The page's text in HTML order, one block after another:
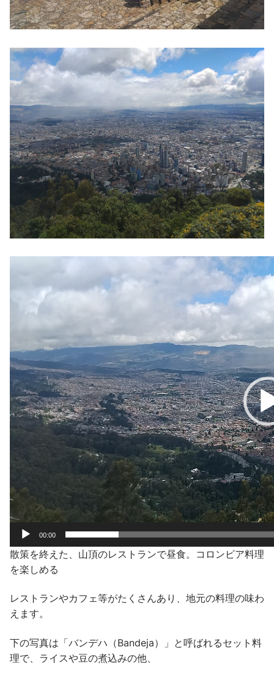
00:00
散策を終えた、山頂のレストランで昼食。コロンビア料理
を楽しめる
レストランやカフェ等がたくさんあり、地元の料理の味わ
えます。
下の写真は「バンデハ（Bandeja）」と呼ばれるセット料
理で、ライスや豆の煮込みの他、